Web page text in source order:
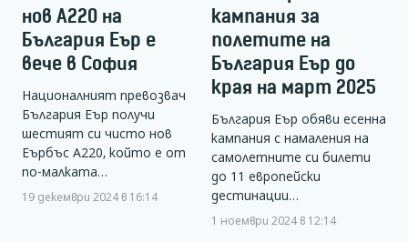
нов А220 на
България Еър е
вече в София
Националният превозвач
България Еър получи
шестият си чисто нов
Еърбъс А220, който е от
по-малката…
19 декември 2024 в 16:14
кампания за
полетите на
България Еър до
края на март 2025
България Еър обяви есенна
кампания с намаления на
самолетните си билети
до 11 европейски
дестинации…
1 ноември 2024 в 12:14